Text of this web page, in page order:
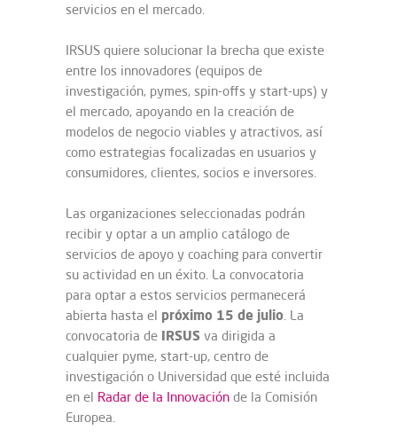
servicios en el mercado.
IRSUS quiere solucionar la brecha que existe
entre los innovadores (equipos de
investigación, pymes, spin-offs y start-ups) y
el mercado, apoyando en la creación de
modelos de negocio viables y atractivos, así
como estrategias focalizadas en usuarios y
consumidores, clientes, socios e inversores.
Las organizaciones seleccionadas podrán
recibir y optar a un amplio catálogo de
servicios de apoyo y coaching para convertir
su actividad en un éxito. La convocatoria
para optar a estos servicios permanecerá
abierta hasta el próximo 15 de julio. La
convocatoria de IRSUS va dirigida a
cualquier pyme, start-up, centro de
investigación o Universidad que esté incluida
en el Radar de la Innovación de la Comisión
Europea.